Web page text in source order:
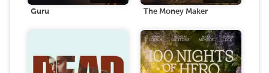
Guru The Money Maker